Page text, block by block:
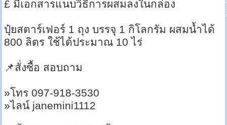
£ มีเอกสารแนบวิธีการผสมลงในกล่อง
ปุ๋ยสตาร์เฟอร์ 1 ถุง บรรจุ 1 กิโลกรัม ผสมน้ำได้
800 ลิตร ใช้ได้ประมาณ 10 ไร่
📌สั่งซื้อ สอบถาม
»โทร 097-918-3530
»ไลน์ janemini1112